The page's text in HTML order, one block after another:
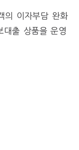
의 이자부담 완화
대출 상품을 운영